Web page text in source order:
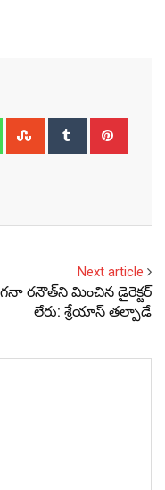
WhatsappStumbleUpon
Tumblr
Next article
రనౌత్‌ని మించిన డైరెక్టర్
లేరు: శ్రేయాస్ తల్పాడే